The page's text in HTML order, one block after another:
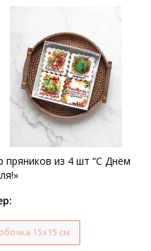
пряников из 4 шт “С Днём
15х15 см